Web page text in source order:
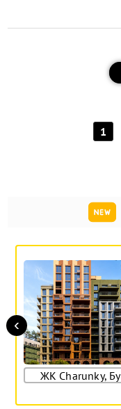
1
ЖК Charunky,
‹